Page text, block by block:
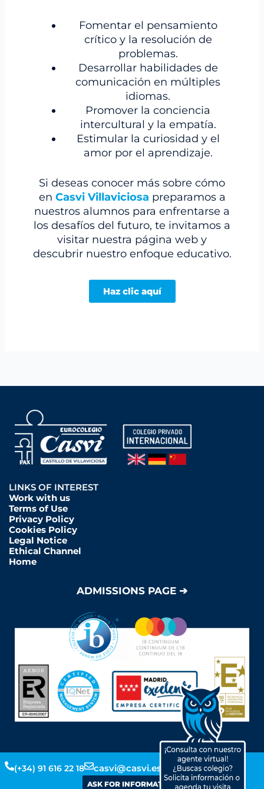
(+34) 91 616 22 18 casvi@casvi.es
ASK FOR INFORMATION
Fomentar el pensamiento
crítico y la resolución de
problemas.
Desarrollar habilidades de
comunicación en múltiples
idiomas.
Promover la conciencia
intercultural y la empatía.
Estimular la curiosidad y el
amor por el aprendizaje.
Si deseas conocer más sobre cómo
en Casvi Villaviciosa preparamos a
nuestros alumnos para enfrentarse a
los desafíos del futuro, te invitamos a
visitar nuestra página web y
descubrir nuestro enfoque educativo.
Haz clic aquí
LINKS OF INTEREST
Work with us
Terms of Use
Privacy Policy
Cookies Policy
Legal Notice
Ethical Channel
Home
ADMISSIONS PAGE ➔
Y
L
i
F
a
n